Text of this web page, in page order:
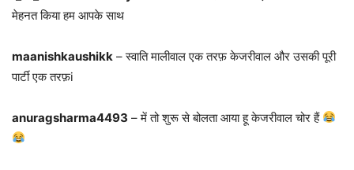
मेहनत किया हम आपके साथ
maanishkaushikk – स्वाति मालीवाल एक तरफ़ केजरीवाल और उसकी पूरी
पार्टी एक तरफ़i
anuragsharma4493 – में तो शुरू से बोलता आया हू केजरीवाल चोर हैं